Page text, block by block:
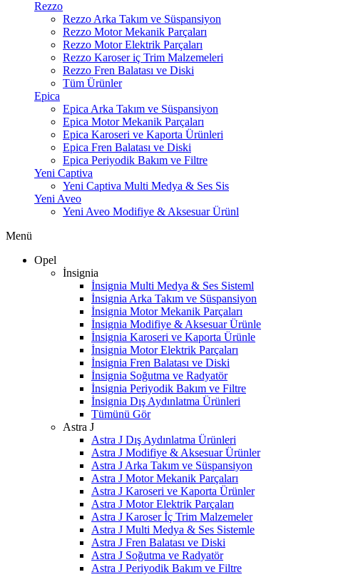
Rezzo
Rezzo Arka Takım ve Süspansiyon
Rezzo Motor Mekanik Parçaları
Rezzo Motor Elektrik Parçaları
Rezzo Karoser iç Trim Malzemeleri
Rezzo Fren Balatası ve Diski
Tüm Ürünler
Epica
Epica Arka Takım ve Süspansiyon
Epica Motor Mekanik Parçaları
Epica Karoseri ve Kaporta Ürünleri
Epica Fren Balatası ve Diski
Epica Periyodik Bakım ve Filtre
Yeni Captiva
Yeni Captiva Multi Medya & Ses Sis
Yeni Aveo
Yeni Aveo Modifiye & Aksesuar Ürünl
Menü
Opel
İnsignia
İnsignia Multi Medya & Ses Sisteml
İnsignia Arka Takım ve Süspansiyon
İnsignia Motor Mekanik Parçaları
İnsignia Modifiye & Aksesuar Ürünle
İnsignia Karoseri ve Kaporta Ürünle
İnsignia Motor Elektrik Parçaları
İnsignia Fren Balatası ve Diski
İnsignia Soğutma ve Radyatör
İnsignia Periyodik Bakım ve Filtre
İnsignia Dış Aydınlatma Ürünleri
Tümünü Gör
Astra J
Astra J Dış Aydınlatma Ürünleri
Astra J Modifiye & Aksesuar Ürünler
Astra J Arka Takım ve Süspansiyon
Astra J Motor Mekanik Parçaları
Astra J Karoseri ve Kaporta Ürünler
Astra J Motor Elektrik Parçaları
Astra J Karoser İç Trim Malzemeler
Astra J Multi Medya & Ses Sistemle
Astra J Fren Balatası ve Diski
Astra J Soğutma ve Radyatör
Astra J Periyodik Bakım ve Filtre